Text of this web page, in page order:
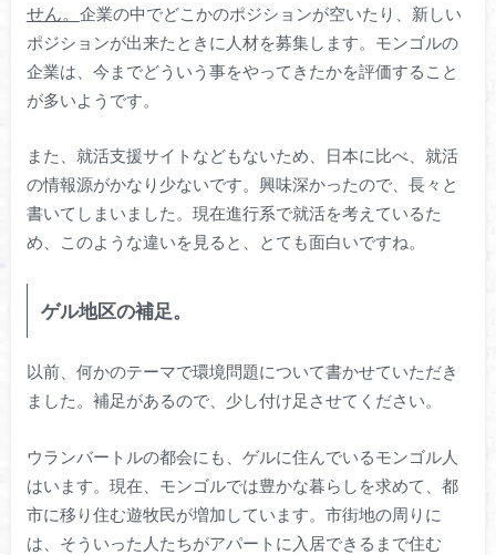
せん。 企業の中でどこかのポジションが空いたり、新しい
ポジションが出来たときに人材を募集します。モンゴルの
企業は、今までどういう事をやってきたかを評価すること
が多いようです。
また、就活支援サイトなどもないため、日本に比べ、就活
の情報源がかなり少ないです。興味深かったので、長々と
書いてしまいました。現在進行系で就活を考えているた
め、このような違いを見ると、とても面白いですね。
ゲル地区の補足。
以前、何かのテーマで環境問題について書かせていただき
ました。補足があるので、少し付け足させてください。
ウランバートルの都会にも、ゲルに住んでいるモンゴル人
はいます。現在、モンゴルでは豊かな暮らしを求めて、都
市に移り住む遊牧民が増加しています。市街地の周りに
は、そういった人たちがアパートに入居できるまで住む